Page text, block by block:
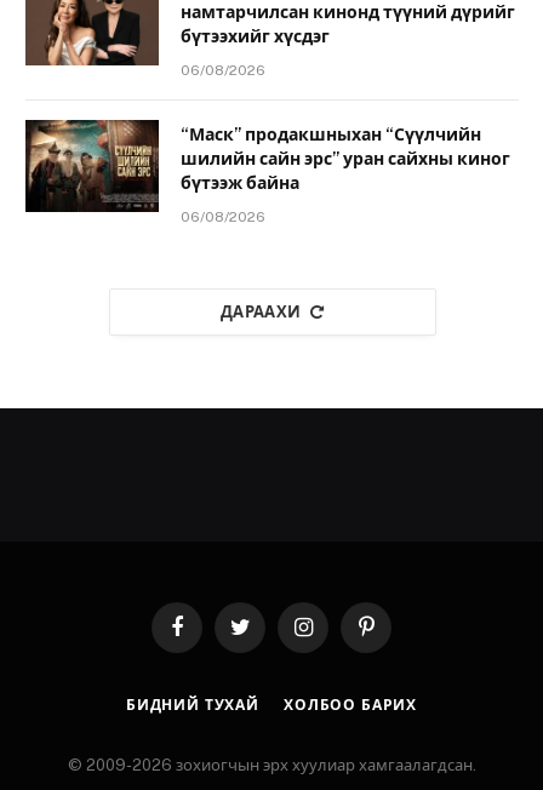
намтарчилсан кинонд түүний дүрийг
бүтээхийг хүсдэг
06/08/2026
“Маск” продакшныхан “Сүүлчийн
шилийн сайн эрс” уран сайхны киног
бүтээж байна
06/08/2026
ДАРААХИ
FacebookTwitter InstagramPinterest
БИДНИЙ ТУХАЙ ХОЛБОО БАРИХ
© 2009-2026 зохиогчын эрх хуулиар хамгаалагдсан.